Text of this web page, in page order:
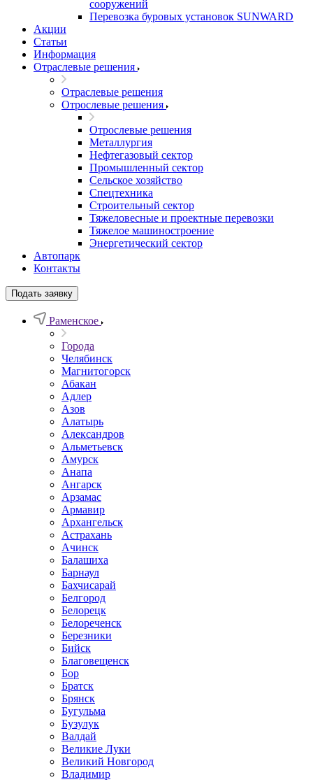
сооружений
Перевозка буровых установок SUNWARD
Акции
Статьи
Информация
Отраслевые решения
Отраслевые решения
Отрослевые решения
Отрослевые решения
Металлургия
Нефтегазовый сектор
Промышленный сектор
Сельское хозяйство
Спецтехника
Строительный сектор
Тяжеловесные и проектные перевозки
Тяжелое машиностроение
Энергетический сектор
Автопарк
Контакты
Подать заявку
Раменское
Города
Челябинск
Магнитогорск
Абакан
Адлер
Азов
Алатырь
Александров
Альметьевск
Амурск
Анапа
Ангарск
Арзамас
Армавир
Архангельск
Астрахань
Ачинск
Балашиха
Барнаул
Бахчисарай
Белгород
Белорецк
Белореченск
Березники
Бийск
Благовещенск
Бор
Братск
Брянск
Бугульма
Бузулук
Валдай
Великие Луки
Великий Новгород
Владимир